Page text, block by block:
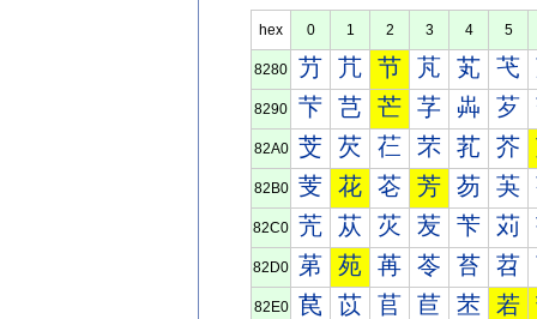
hex 0 1 2 3 4 5
8280 芀 芁 节 芃 芄 芅
8290 芐 芑 芒 芓 芔 芕
82A0 芠 芡 芢 芣 芤 芥
82B0 芰 花 芲 芳 芴 芵
82C0 苀 苁 苂 苃 苄 苅
82D0 苐 苑 苒 苓 苔 苕
82E0 苠 苡 苢 苣 苤 若